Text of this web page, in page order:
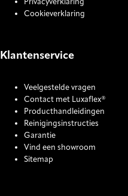
Privacyverklaring
Cookieverklaring
Klantenservice
Veelgestelde vragen
Contact met Luxaflex®
Producthandleidingen
Reinigingsinstructies
Garantie
Vind een showroom
Sitemap